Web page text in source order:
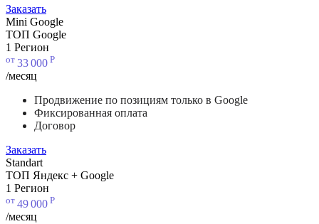
Заказать
Mini Google
ТОП Google
1 Регион
от 33000 Р
/месяц
Продвижение по позициям только в Google
Фиксированная оплата
Договор
Заказать
Standart
ТОП Яндекс + Google
1 Регион
от 49000 Р
/месяц